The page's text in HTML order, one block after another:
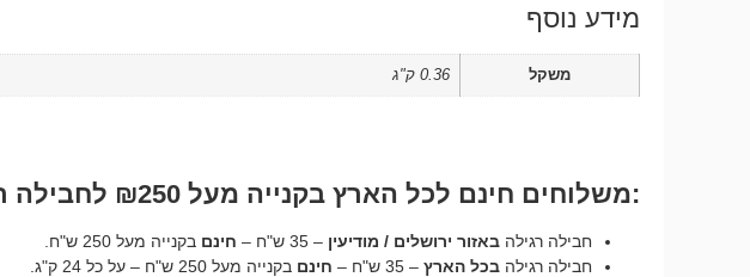
מידע נוסף
משקל 0.36 ק"ג
:משלוחים חינם לכל הארץ בקנייה מעל ₪250 לחבילה רגילה
חבילה רגילה באזור ירושלים / מודיעין – 35 ש"ח – חינם בקנייה מעל 250 ש"ח.
חבילה רגילה בכל הארץ – 35 ש"ח – חינם בקנייה מעל 250 ש"ח – על כל 24 ק"ג.